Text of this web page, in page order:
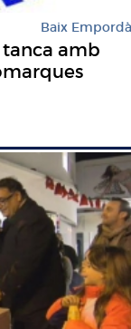
Baix Empordà
amb